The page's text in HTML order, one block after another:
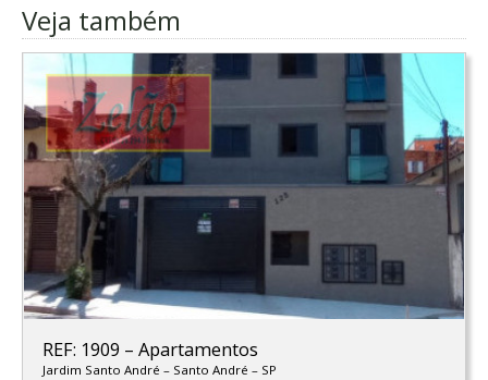
Veja também
REF: 1909 – Apartamentos
Jardim Santo André – Santo André – SP